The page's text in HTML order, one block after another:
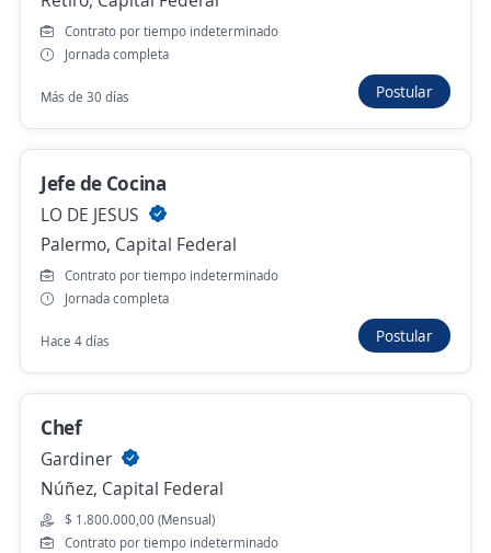
Jefe de Cocina
Palermo, Capital Federal
Hace 5 días
Jefe de cocina turno noche
Raices CCCH SRL
Jefe de Cocina
LO DE JESUS
Palermo, Capital Federal
Hace 4 días
Contrato por tiempo indeterminado
Jornada completa
Más de 30 días Postular
Jefe de Cocina
LO DE JESUS
Palermo, Capital Federal
Contrato por tiempo indeterminado
Jornada completa
Hace 4 días Postular
Chef
Gardiner
Núñez, Capital Federal
$ 1.800.000,00 (Mensual)
Contrato por tiempo indeterminado